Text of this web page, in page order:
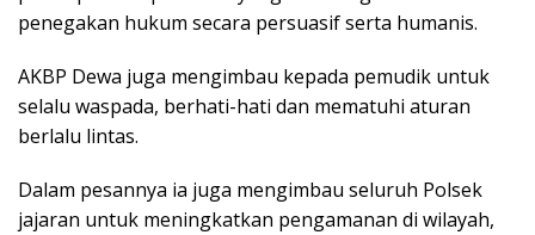
penegakan hukum secara persuasif serta humanis.
AKBP Dewa juga mengimbau kepada pemudik untuk
selalu waspada, berhati-hati dan mematuhi aturan
berlalu lintas.
Dalam pesannya ia juga mengimbau seluruh Polsek
jajaran untuk meningkatkan pengamanan di wilayah,